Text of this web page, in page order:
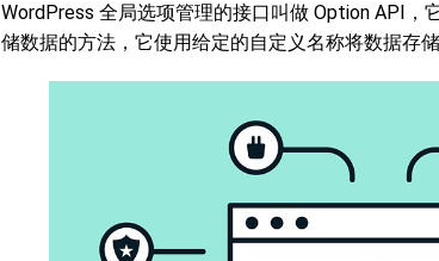
WordPress 全局选项管理的接口叫做 Option API，
储数据的方法，它使用给定的自定义名称将数据存